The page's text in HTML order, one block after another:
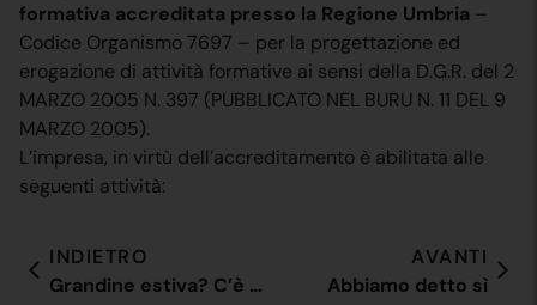
formativa accreditata presso la Regione Umbria –
Codice Organismo 7697 – per la progettazione ed
erogazione di attività formative ai sensi della D.G.R. del 2
MARZO 2005 N. 397 (PUBBLICATO NEL BURU N. 11 DEL 9
MARZO 2005).
L’impresa, in virtù dell’accreditamento è abilitata alle
seguenti attività:
INDIETRO
Grandine estiva? C’è Ballsystem
AVANTI
Abbiamo detto sì